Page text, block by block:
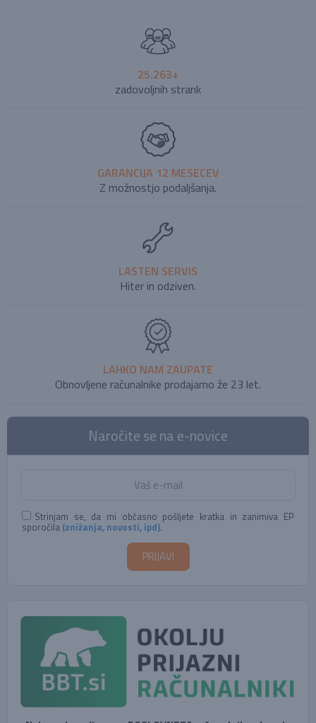
25.263+
zadovoljnih strank
GARANCIJA 12 MESECEV
Z možnostjo podaljšanja.
LASTEN SERVIS
Hiter in odziven.
LAHKO NAM ZAUPATE
Obnovljene računalnike prodajamo že 23 let.
Naročite se na e-novice
Strinjam se, da mi občasno pošljete kratka in zanimiva EP
sporočila (znižanja, novosti, ipd).